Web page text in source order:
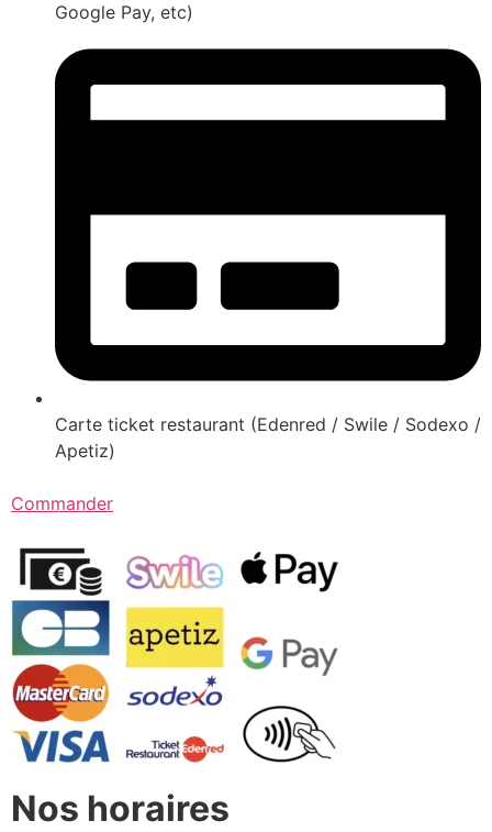
Google Pay, etc)
Carte ticket restaurant (Edenred / Swile / Sodexo /
Apetiz)
Commander
Nos horaires